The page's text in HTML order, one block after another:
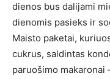
dienos bus dalijami
dienomis pasieks ir
Maisto paketai,
cukrus, saldintas
paruošimo